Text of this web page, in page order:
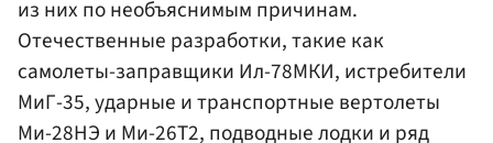
из них по необъяснимым причинам.
Отечественные разработки, такие как
самолеты-заправщики Ил-78МКИ, истребители
МиГ-35, ударные и транспортные вертолеты
Ми-28НЭ и Ми-26Т2, подводные лодки и ряд